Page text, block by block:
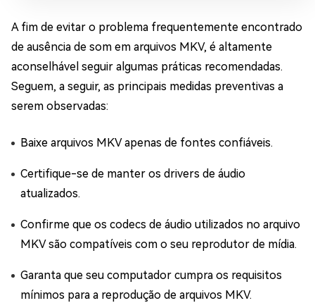
A fim de evitar o problema frequentemente encontrado
de ausência de som em arquivos MKV, é altamente
aconselhável seguir algumas práticas recomendadas.
Seguem, a seguir, as principais medidas preventivas a
serem observadas:
Baixe arquivos MKV apenas de fontes confiáveis.
Certifique-se de manter os drivers de áudio
atualizados.
Confirme que os codecs de áudio utilizados no arquivo
MKV são compatíveis com o seu reprodutor de mídia.
Garanta que seu computador cumpra os requisitos
mínimos para a reprodução de arquivos MKV.